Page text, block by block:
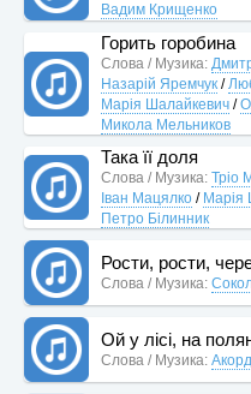
Вадим Крищенко
Горить горобина
Слова / Музика:
Назарій Яремчук /
Марія Шалайкевич /
Микола Мельников
Така її доля
Слова / Музика: Тріо
Іван Мацялко / Марія
Петро Білинник
Рости, рости,
Слова / Музика:
Ой у лісі, на
Слова / Музика: Акорд